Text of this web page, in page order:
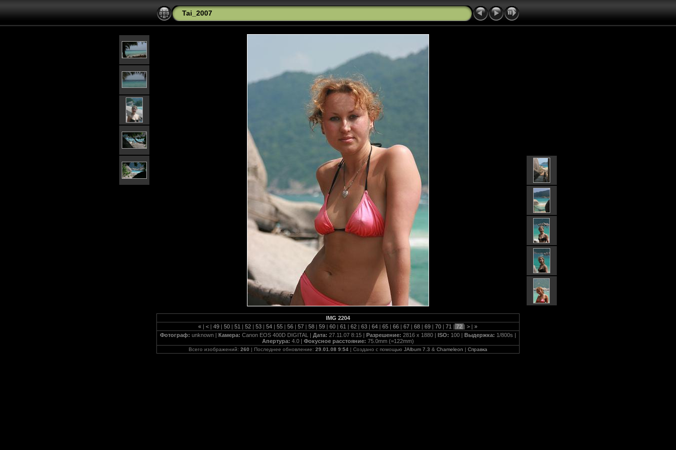
Tai_2007
IMG 2204
« | < | 49 | 50 | 51 | 52 | 53 | 54 | 55 | 56 | 57 | 58 | 59 | 60 | 61 | 62 | 63 | 64 | 65 | 66 | 67 | 68 | 69 | 70 | 71 | 72 | > | »
Фотограф: unknown | Камера: Canon EOS 400D DIGITAL | Дата: 27.11.07 8:15 | Разрешение: 2816 x 1880 | ISO: 100 | Выдержка: 1/800s |
Апертура: 4.0 | Фокусное расстояние: 75.0mm (=122mm)
Всего изображений: 260 | Последнее обновление: 29.01.08 9:54| Создано с помощью JAlbum 7.3 & Chameleon | Справка